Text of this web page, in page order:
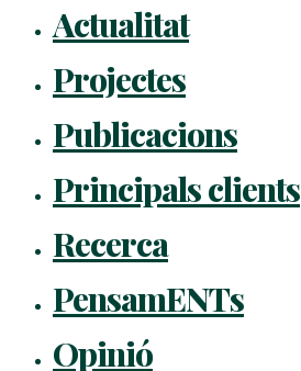
Actualitat
Projectes
Publicacions
Principals clients
Recerca
PensamENTs
Opinió